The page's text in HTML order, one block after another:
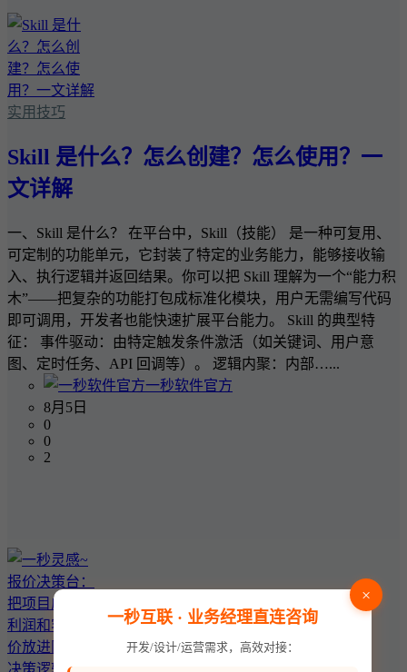
实用技巧
Skill 是什么？怎么创建？怎么使用？一
文详解
一、Skill 是什么？ 在平台中，Skill（技能） 是一种可复用、
可定制的功能单元，它封装了特定的业务能力，能够接收输
入、执行逻辑并返回结果。你可以把 Skill 理解为一个“能力积
木”——把复杂的功能打包成标准化模块，用户无需编写代码
即可调用，开发者也能快速扩展平台能力。 Skill 的典型特
征： 事件驱动：由特定触发条件激活（如关键词、用户意
图、定时任务、API 回调等）。 逻辑内聚：内部…...
一秒软件官方
8月5日
0
0
2
×
一秒互联 · 业务经理直连咨询
开发/设计/运营需求，高效对接：